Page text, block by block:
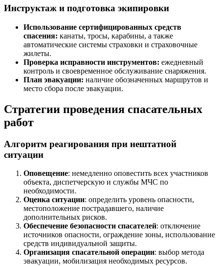
Инструктаж и подготовка экипировки
Использование сертифицированных средств
спасения: канаты, тросы, карабины, а также
автоматические системы страховки и страховочные
жилеты.
Проверка исправности инструментов: ежедневный
контроль и своевременное обслуживание снаряжения.
План эвакуации: наличие обозначенных маршрутов и
место сбора после эвакуации.
Стратегии проведения спасательных
работ
Алгоритм реагирования при нештатной
ситуации
Оповещение: немедленно оповестить всех участников
объекта, диспетчерскую и службы МЧС по
необходимости.
Оценка ситуации: определить уровень опасности,
местоположение пострадавшего, наличие
дополнительных рисков.
Обеспечение безопасности спасателей: отключение
источников опасности, ограждение зоны, использование
средств индивидуальной защиты.
Организация спасательной операции: выбор метода
эвакуации, мобилизация необходимых ресурсов.